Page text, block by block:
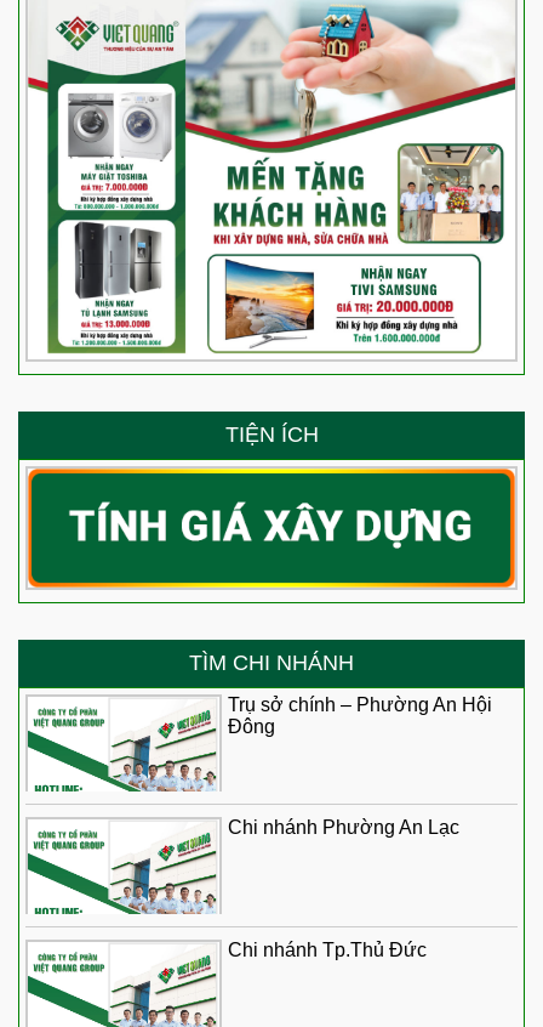
TIỆN ÍCH
TÌM CHI NHÁNH
Trụ sở chính – Phường An Hội
Đông
Chi nhánh Phường An Lạc
Chi nhánh Tp.Thủ Đức